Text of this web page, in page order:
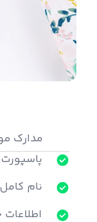
مدارک
نام